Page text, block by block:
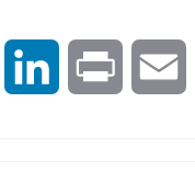
Twitter LinkedInPrint